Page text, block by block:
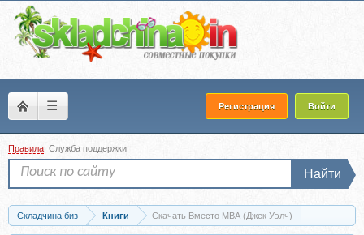
☰ Регистрация Войти
Правила Служба поддержки
Найти
Складчина биз Книги Скачать Вместо MBA (Джек Уэлч)